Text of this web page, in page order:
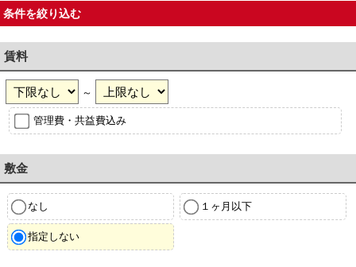
条件を絞り込む
賃料
～
管理費・共益費込み
敷金
なし １ヶ月以下
指定しない